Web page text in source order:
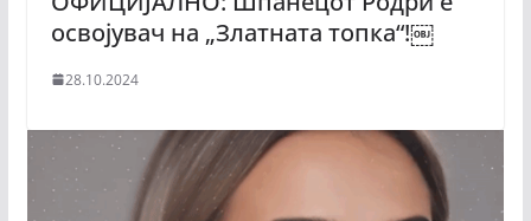
освојувач на „Златната топка“!￼
28.10.2024